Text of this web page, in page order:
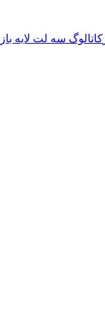
کاتالوگ سه لت لایه باز